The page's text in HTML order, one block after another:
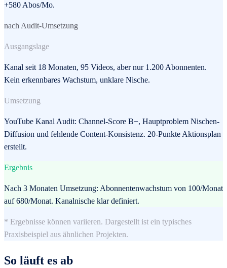
+580 Abos/Mo.
nach Audit-Umsetzung
Ausgangslage
Kanal seit 18 Monaten, 95 Videos, aber nur 1.200 Abonnenten.
Kein erkennbares Wachstum, unklare Nische.
Umsetzung
YouTube Kanal Audit: Channel-Score B−, Hauptproblem Nischen-
Diffusion und fehlende Content-Konsistenz. 20-Punkte Aktionsplan
erstellt.
Ergebnis
Nach 3 Monaten Umsetzung: Abonnentenwachstum von 100/Monat
auf 680/Monat. Kanalnische klar definiert.
* Ergebnisse können variieren. Dargestellt ist ein typisches
Praxisbeispiel aus ähnlichen Projekten.
So läuft es ab